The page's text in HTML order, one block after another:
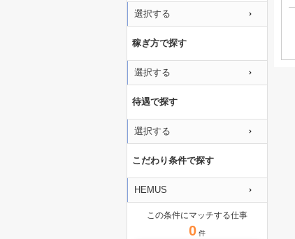
選択する
稼ぎ方で探す
選択する
待遇で探す
選択する
こだわり条件で探す
HEMUS
この条件にマッチする仕事
0 件